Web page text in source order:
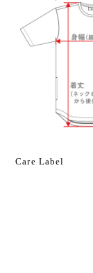
Care Label